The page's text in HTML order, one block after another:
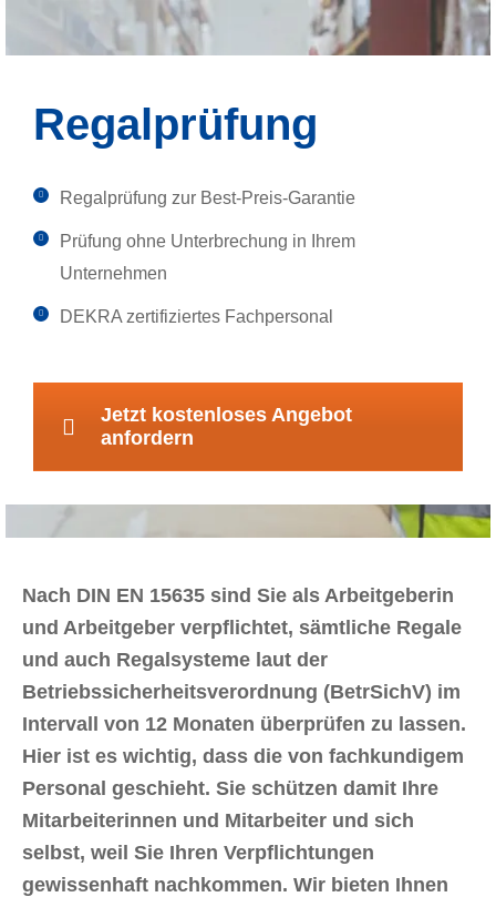
Regalprüfung
Regalprüfung zur Best-Preis-Garantie
Prüfung ohne Unterbrechung in Ihrem
Unternehmen
DEKRA zertifiziertes Fachpersonal
Jetzt kostenloses Angebot
anfordern
Nach DIN EN 15635 sind Sie als Arbeitgeberin
und Arbeitgeber verpflichtet, sämtliche Regale
und auch Regalsysteme laut der
Betriebssicherheitsverordnung (BetrSichV) im
Intervall von 12 Monaten überprüfen zu lassen.
Hier ist es wichtig, dass die von fachkundigem
Personal geschieht. Sie schützen damit Ihre
Mitarbeiterinnen und Mitarbeiter und sich
selbst, weil Sie Ihren Verpflichtungen
gewissenhaft nachkommen. Wir bieten Ihnen